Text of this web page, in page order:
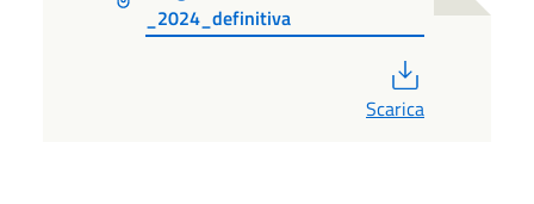
_2024_definitiva
Scarica